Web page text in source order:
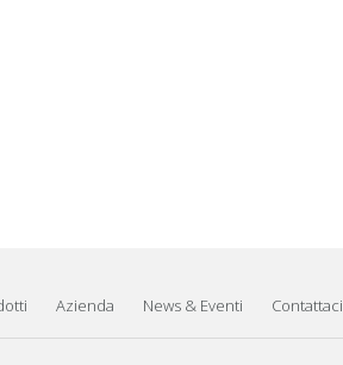
Azienda News & Eventi Contattaci